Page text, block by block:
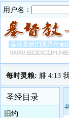
用户名：
每时灵粮: 腓 4:13
圣经目录
旧约